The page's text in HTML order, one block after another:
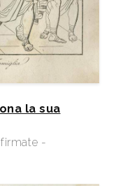
la sua
-